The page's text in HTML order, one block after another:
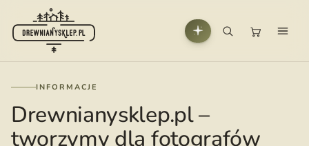
INFORMACJE
Drewnianysklep.pl –
tworzymy dla fotografów